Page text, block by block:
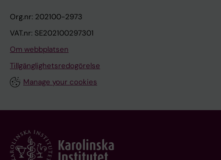
Org.nr: 202100-2973
VAT.nr: SE202100297301
Om webbplatsen
Tillgänglighetsredogörelse
Manage your cookies